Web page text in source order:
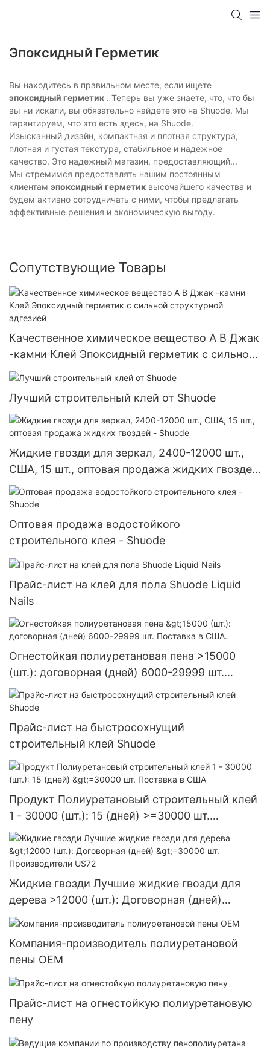
Эпоксидный Герметик
Вы находитесь в правильном месте, если ищете
эпоксидный герметик . Теперь вы уже знаете, что, что бы
вы ни искали, вы обязательно найдете это на Shuode. Мы
гарантируем, что это есть здесь, на Shuode.
Изысканный дизайн, компактная и плотная структура,
плотная и густая текстура, стабильное и надежное
качество. Это надежный магазин, предоставляющий...
Мы стремимся предоставлять нашим постоянным
клиентам эпоксидный герметик высочайшего качества и
будем активно сотрудничать с ними, чтобы предлагать
эффективные решения и экономическую выгоду.
Сопутствующие Товары
Качественное химическое вещество A B Джак
-камни Клей Эпоксидный герметик с сильной
структурной адгезией
Лучший строительный клей от Shuode
Жидкие гвозди для зеркал, 2400-12000 шт.,
США, 15 шт., оптовая продажа жидких гвоздей
- Shuode
Оптовая продажа водостойкого
строительного клея - Shuode
Прайс-лист на клей для пола Shuode Liquid
Nails
Огнестойкая полиуретановая пена >15000
(шт.): договорная (дней) 6000-29999 шт.
Поставка в США.
Прайс-лист на быстросохнущий
строительный клей Shuode
Продукт Полиуретановый строительный клей
1 - 30000 (шт.): 15 (дней) >=30000 шт.
Поставка в США
Жидкие гвозди Лучшие жидкие гвозди для
дерева >12000 (шт.): Договорная (дней)
>=30000 шт. Производители US72
Компания-производитель полиуретановой
пены OEM
Прайс-лист на огнестойкую полиуретановую
пену